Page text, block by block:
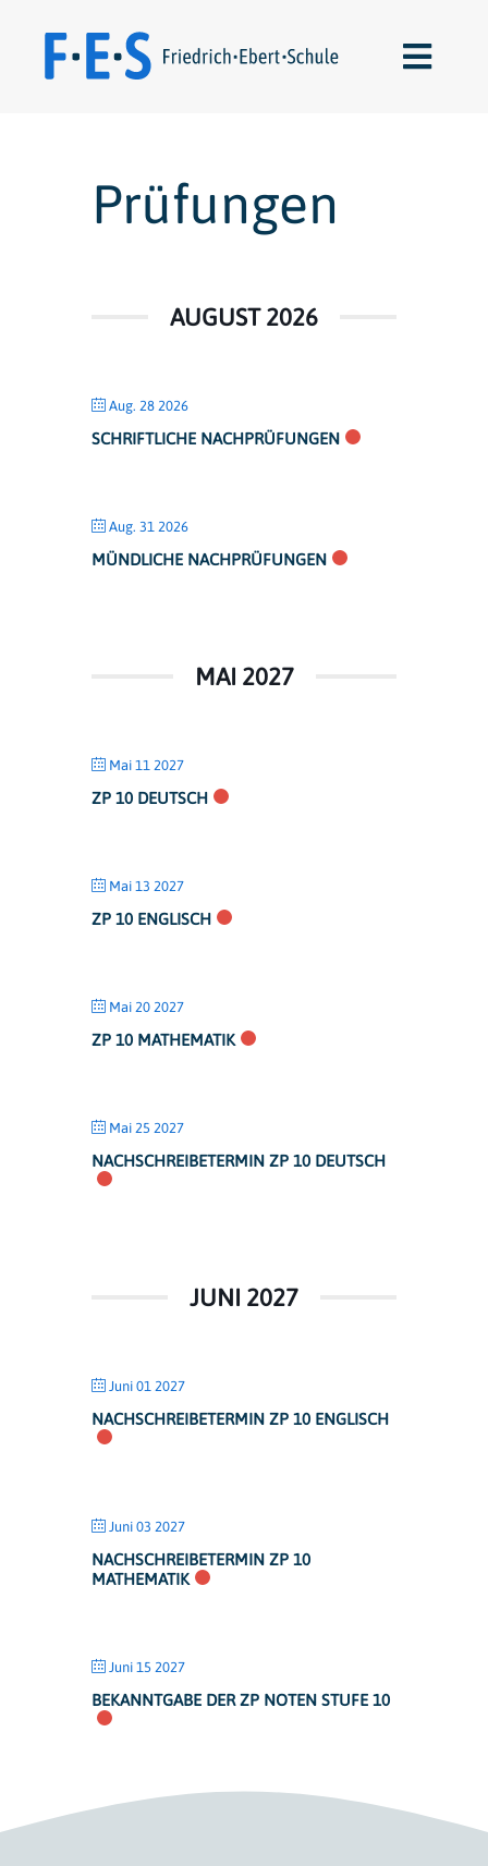
content
Über uns
Kontakte
Prüfungen
AUGUST 2026
Aug. 28 2026
SCHRIFTLICHE NACHPRÜFUNGEN
Aug. 31 2026
MÜNDLICHE NACHPRÜFUNGEN
MAI 2027
Mai 11 2027
ZP 10 DEUTSCH
Mai 13 2027
ZP 10 ENGLISCH
Mai 20 2027
ZP 10 MATHEMATIK
Mai 25 2027
NACHSCHREIBETERMIN ZP 10 DEUTSCH
JUNI 2027
Juni 01 2027
NACHSCHREIBETERMIN ZP 10 ENGLISCH
Juni 03 2027
NACHSCHREIBETERMIN ZP 10
MATHEMATIK
Juni 15 2027
BEKANNTGABE DER ZP NOTEN STUFE 10